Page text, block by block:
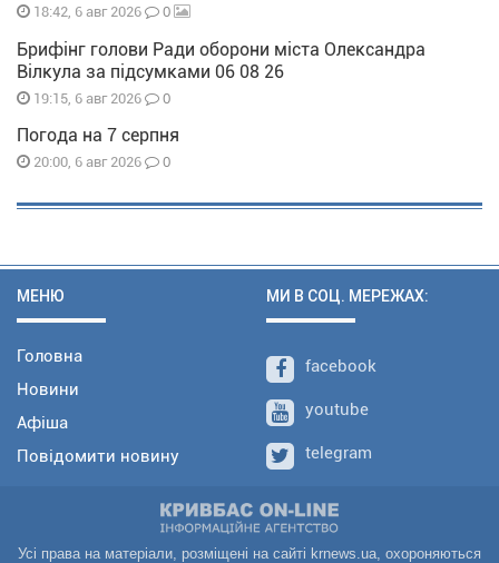
18:42, 6 авг 2026 0
Брифінг голови Ради оборони міста Олександра
Вілкула за підсумками 06 08 26
19:15, 6 авг 2026 0
Погода на 7 серпня
20:00, 6 авг 2026 0
МЕНЮ
Головна
Новини
Афіша
Повідомити новину
МИ В СОЦ. МЕРЕЖАХ:
facebook
youtube
telegram
Усі права на матеріали, розміщені на сайті krnews.ua, охороняються